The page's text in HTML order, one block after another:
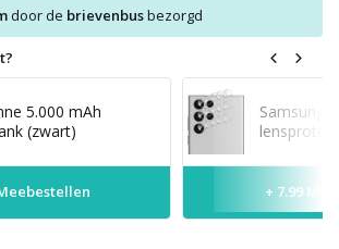
door de brievenbusbezorgd
5.000 mAh
(zwart)
Samsung
+ 7.99